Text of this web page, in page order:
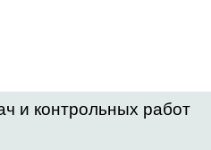
и контрольных работ